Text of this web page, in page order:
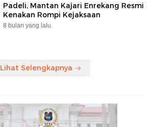
Padeli, Mantan Kajari Enrekang Resmi
Kenakan Rompi Kejaksaan
8 bulan yang lalu
Lihat Selengkapnya